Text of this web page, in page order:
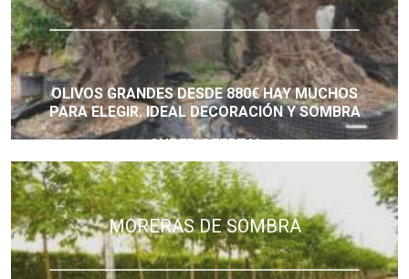
OLIVOS GRANDES DESDE 880€ HAY MUCHOS
PARA ELEGIR. IDEAL DECORACIÓN Y SOMBRA
SUPER OFERTA!
MORERAS DE SOMBRA